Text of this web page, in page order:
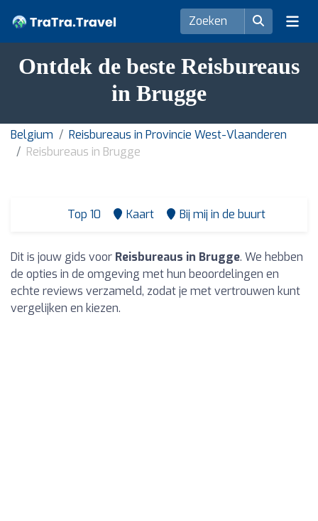
Ontdek de beste Reisbureaus
in Brugge
Belgium
Reisbureaus in Provincie West-Vlaanderen
Reisbureaus in Brugge
Top 10 Kaart Bij mij in de buurt
Dit is jouw gids voor Reisbureaus in Brugge. We hebben
de opties in de omgeving met hun beoordelingen en
echte reviews verzameld, zodat je met vertrouwen kunt
vergelijken en kiezen.